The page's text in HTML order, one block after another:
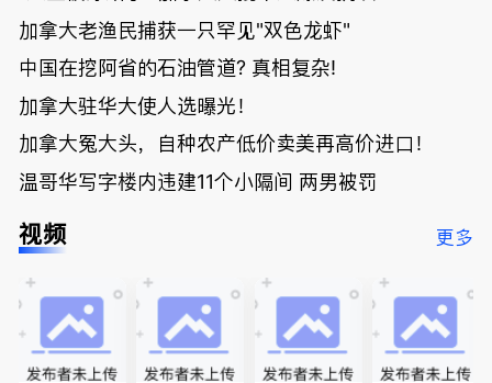
加拿大老渔民捕获一只罕见"双色龙虾"
中国在挖阿省的石油管道? 真相复杂!
加拿大驻华大使人选曝光！
加拿大冤大头，自种农产低价卖美再高价进口！
温哥华写字楼内违建11个小隔间 两男被罚
视频 更多